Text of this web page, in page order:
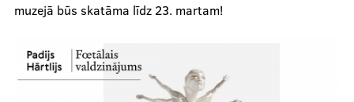
muzejā būs skatāma līdz 23. martam!